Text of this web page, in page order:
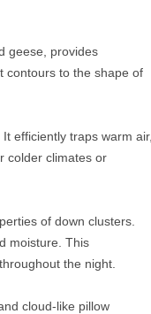
geese, provides
contours to the shape of
efficiently traps warm air,
colder climates or
of down clusters.
moisture. This
the night.
cloud-like pillow